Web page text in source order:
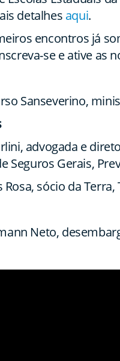
detalhes aqui.
encontros já
se e ative as
Sanseverino,
advogada e
Seguros Gerais,
Rosa, sócio da
Neto,